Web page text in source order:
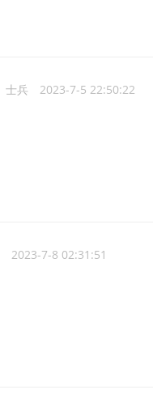
士兵 2023-7-5 22:50:22
2023-7-8 02:31:51